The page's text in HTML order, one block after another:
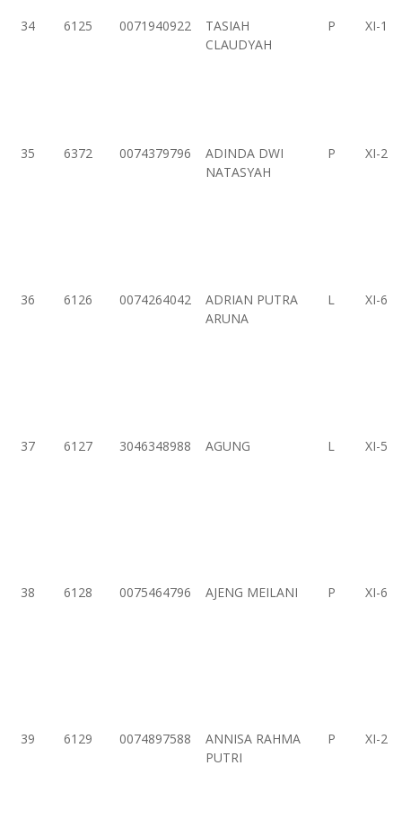
34 6125 0071940922
TASIAH
CLAUDYAH
P XI-1
35 6372 0074379796
ADINDA DWI
NATASYAH
P XI-2
36 6126 0074264042
ADRIAN PUTRA
ARUNA
L XI-6
37 6127 3046348988 AGUNG L XI-5
38 6128 0075464796 AJENG MEILANI P XI-6
39 6129 0074897588
ANNISA RAHMA
PUTRI
P XI-2